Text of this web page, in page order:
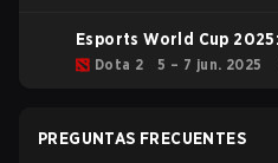
Esports World Cup
Dota 2 5 – 7 jun. 2025
PREGUNTAS FRECUENTES